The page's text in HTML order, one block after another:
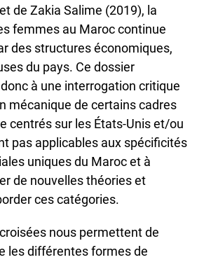
de Zakia Salime (2019), la
femmes au Maroc continue
des structures économiques,
du pays. Ce dossier
à une interrogation critique
mécanique de certains cadres
centrés sur les États-Unis et/ou
pas applicables aux spécificités
uniques du Maroc et à
de nouvelles théories et
ces catégories.
nous permettent de
les différentes formes de